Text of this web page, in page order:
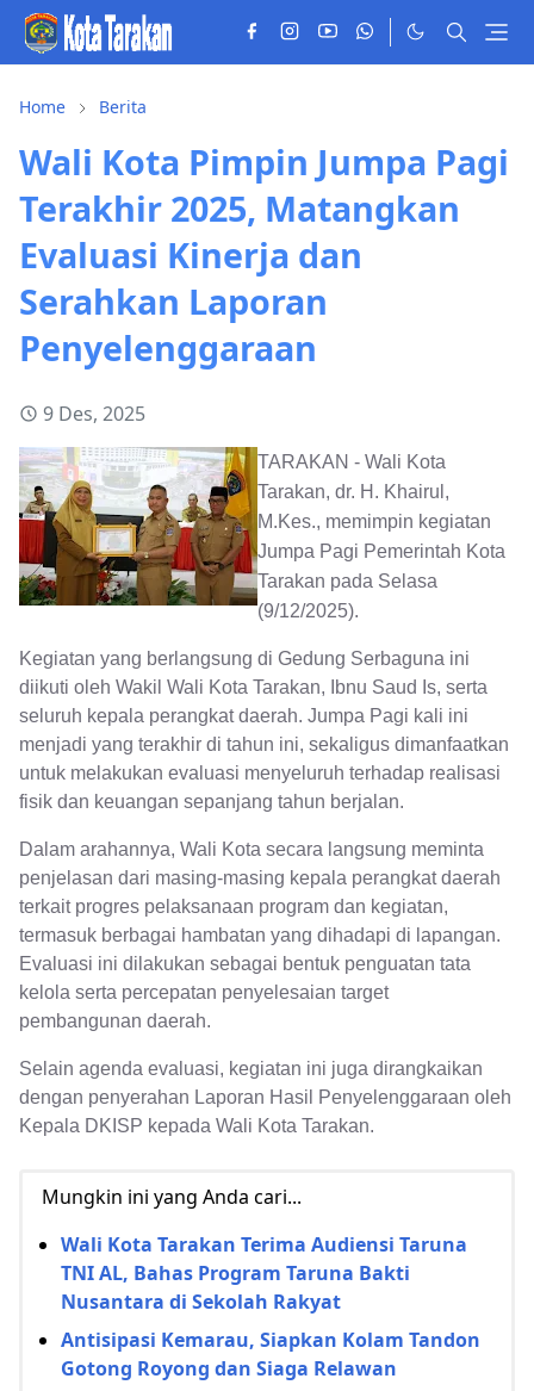
Home Berita
Wali Kota Pimpin Jumpa Pagi
Terakhir 2025, Matangkan
Evaluasi Kinerja dan
Serahkan Laporan
Penyelenggaraan
9 Des, 2025
TARAKAN - Wali Kota
Tarakan, dr. H. Khairul,
M.Kes., memimpin kegiatan
Jumpa Pagi Pemerintah Kota
Tarakan pada Selasa
(9/12/2025).
Kegiatan yang berlangsung di Gedung Serbaguna ini
diikuti oleh Wakil Wali Kota Tarakan, Ibnu Saud Is, serta
seluruh kepala perangkat daerah. Jumpa Pagi kali ini
menjadi yang terakhir di tahun ini, sekaligus dimanfaatkan
untuk melakukan evaluasi menyeluruh terhadap realisasi
fisik dan keuangan sepanjang tahun berjalan.
Dalam arahannya, Wali Kota secara langsung meminta
penjelasan dari masing-masing kepala perangkat daerah
terkait progres pelaksanaan program dan kegiatan,
termasuk berbagai hambatan yang dihadapi di lapangan.
Evaluasi ini dilakukan sebagai bentuk penguatan tata
kelola serta percepatan penyelesaian target
pembangunan daerah.
Selain agenda evaluasi, kegiatan ini juga dirangkaikan
dengan penyerahan Laporan Hasil Penyelenggaraan oleh
Kepala DKISP kepada Wali Kota Tarakan.
Mungkin ini yang Anda cari...
Wali Kota Tarakan Terima Audiensi Taruna
TNI AL, Bahas Program Taruna Bakti
Nusantara di Sekolah Rakyat
Antisipasi Kemarau, Siapkan Kolam Tandon
Gotong Royong dan Siaga Relawan